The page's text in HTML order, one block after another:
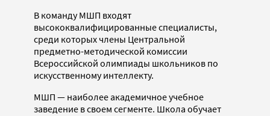
В команду МШП входят
высококвалифицированные специалисты,
среди которых члены Центральной
предметно-методической комиссии
Всероссийской олимпиады школьников по
искусственному интеллекту.
МШП — наиболее академичное учебное
заведение в своем сегменте. Школа обучает